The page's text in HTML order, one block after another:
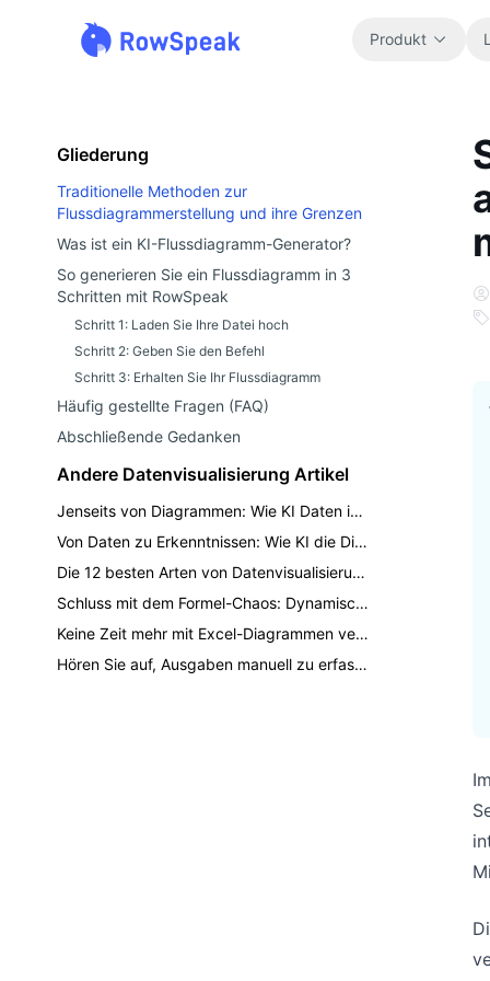
Produkt
Gliederung
Traditionelle Methoden zur
Flussdiagrammerstellung und ihre Grenzen
Was ist ein KI-Flussdiagramm-Generator?
So generieren Sie ein Flussdiagramm in 3
Schritten mit RowSpeak
Schritt 1: Laden Sie Ihre Datei hoch
Schritt 2: Geben Sie den Befehl
Schritt 3: Erhalten Sie Ihr Flussdiagramm
Häufig gestellte Fragen (FAQ)
Abschließende Gedanken
Andere Datenvisualisierung Artikel
Jenseits von Diagrammen: Wie KI Daten in fesselnde Geschäftsgeschichten verwandelt, die Entscheidungen vorantreiben
Von Daten zu Erkenntnissen: Wie KI die Diagrammerstellung von 3 Stunden auf 30 Sekunden reduziert
Die 12 besten Arten von Datenvisualisierungen, die jeder Profi kennen sollte
Schluss mit dem Formel-Chaos: Dynamische Excel-Diagramme sofort mit KI erstellen
Keine Zeit mehr mit Excel-Diagrammen verschwenden: Sofort mit KI erstellen
Hören Sie auf, Ausgaben manuell zu erfassen: Erstellen Sie einen automatisierten Budgetbericht mit Excel AI